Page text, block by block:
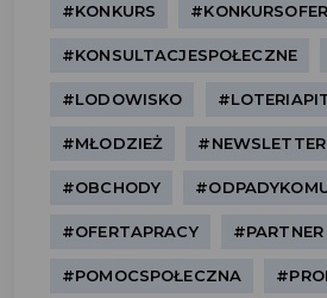
#KONKURS
#KONSULTACJESPOŁECZNE
#LODOWISKO
#MŁODZIEŻ #NEWSLETTER
#OBCHODY
#OFERTAPRACY #PARTNER
#POMOCSPOŁECZNA